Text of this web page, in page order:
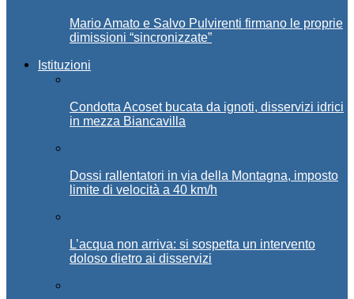
Mario Amato e Salvo Pulvirenti firmano le proprie
dimissioni “sincronizzate”
Istituzioni
Condotta Acoset bucata da ignoti, disservizi idrici
in mezza Biancavilla
Dossi rallentatori in via della Montagna, imposto
limite di velocità a 40 km/h
L’acqua non arriva: si sospetta un intervento
doloso dietro ai disservizi